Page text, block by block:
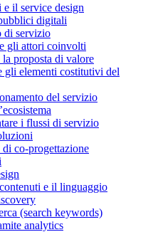
e il service design
digitali
di servizio
gli attori coinvolti
proposta di valore
gli elementi costitutivi del
del servizio
i flussi di servizio
co-progettazione
e il linguaggio
(search keywords)
analytics